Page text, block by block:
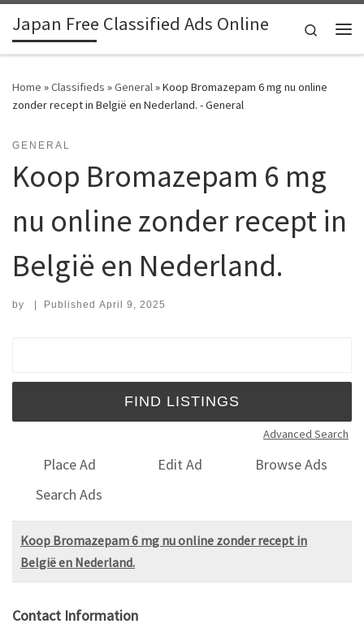
Skip to content
Japan Free Classified Ads Online
Search
Home »Classifieds »General»Koop Bromazepam 6 mg nu online
zonder recept in België en Nederland. - General
GENERAL
Koop Bromazepam 6 mg
nu online zonder recept in
België en Nederland.
by | Published April 9, 2025
Advanced Search
Place Ad Edit Ad
Browse Ads
Search Ads
Koop Bromazepam 6 mg nu online zonder recept in
België en Nederland.
Contact Information